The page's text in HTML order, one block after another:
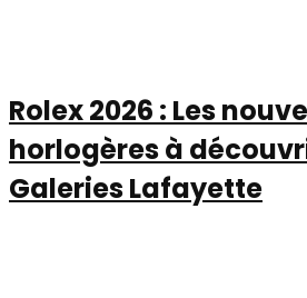
Rolex 2026 : Les
horlogères à
Galeries Lafayette